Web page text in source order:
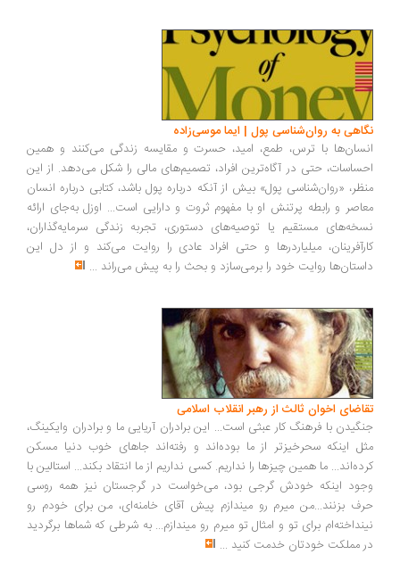
نگاهی به روان‌شناسی پول | ایما موسی‌زاده
انسان‌ها با ترس، طمع، امید، حسرت و مقایسه زندگی می‌کنند و همین
احساسات، حتی در آگاه‌ترین افراد، تصمیم‌های مالی را شکل می‌دهد. از این
منظر، «روان‌شناسی پول» بیش از آنکه درباره پول باشد، کتابی درباره انسان
معاصر و رابطه پرتنش او با مفهوم ثروت و دارایی است... اوزل به‌جای ارائه
نسخه‌های مستقیم یا توصیه‌های دستوری، تجربه زندگی سرمایه‌گذاران،
کارآفرینان، میلیاردرها و حتی افراد عادی را روایت می‌کند و از دل این
داستان‌ها روایت خود را برمی‌سازد و بحث را به پیش می‌راند ...
تقاضای اخوان ثالث از رهبر انقلاب اسلامی
جنگیدن با فرهنگ کار عبثی است... این برادران آریایی ما و برادران وایکینگ،
مثل اینکه سحرخیزتر از ما بوده‌اند و رفته‌اند جاهای خوب دنیا مسکن
کرده‌اند... ما همین چیزها را نداریم. کسی نداریم از ما انتقاد بکند... استالین با
وجود اینکه خودش گرجی بود، می‌خواست در گرجستان نیز همه روسی
حرف بزنند...من میرم رو میندازم پیش آقای خامنه‌ای، من برای خودم رو
نینداخته‌ام برای تو و امثال تو میرم رو میندازم... به شرطی که شماها برگردید
در مملکت خودتان خدمت کنید ...